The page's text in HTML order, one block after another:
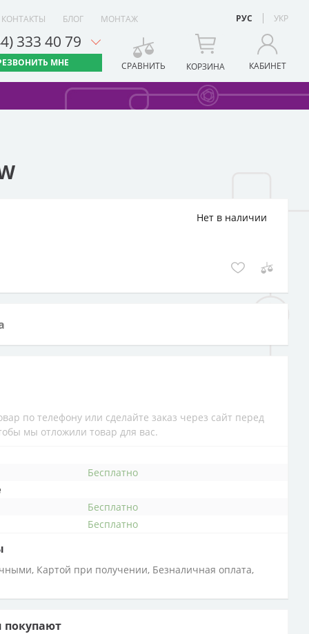
КОНТАКТЫ БЛОГ МОНТАЖ РУС УКР
333 40 79
МНЕ СРАВНИТЬ КОРЗИНА КАБИНЕТ
Нет в наличии
по телефону или сделайте заказ через сайт перед
мы отложили товар для вас.
бесплатно
бесплатно
бесплатно
Картой при получении, Безналичная оплата,
покупают